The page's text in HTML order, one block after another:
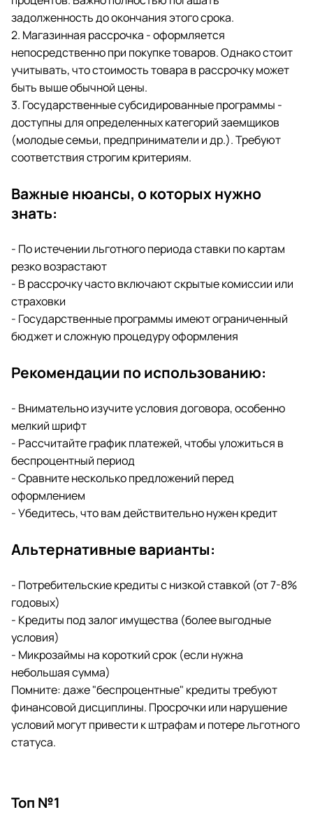
задолженность до окончания этого срока.
2. Магазинная рассрочка - оформляется
непосредственно при покупке товаров. Однако стоит
учитывать, что стоимость товара в рассрочку может
быть выше обычной цены.
3. Государственные субсидированные программы -
доступны для определенных категорий заемщиков
(молодые семьи, предприниматели и др.). Требуют
соответствия строгим критериям.
Важные нюансы, о которых нужно
знать:
- По истечении льготного периода ставки по картам
резко возрастают
- В рассрочку часто включают скрытые комиссии или
страховки
- Государственные программы имеют ограниченный
бюджет и сложную процедуру оформления
Рекомендации по использованию:
- Внимательно изучите условия договора, особенно
мелкий шрифт
- Рассчитайте график платежей, чтобы уложиться в
беспроцентный период
- Сравните несколько предложений перед
оформлением
- Убедитесь, что вам действительно нужен кредит
Альтернативные варианты:
- Потребительские кредиты с низкой ставкой (от 7-8%
годовых)
- Кредиты под залог имущества (более выгодные
условия)
- Микрозаймы на короткий срок (если нужна
небольшая сумма)
Помните: даже "беспроцентные" кредиты требуют
финансовой дисциплины. Просрочки или нарушение
условий могут привести к штрафам и потере льготного
статуса.
Топ №1